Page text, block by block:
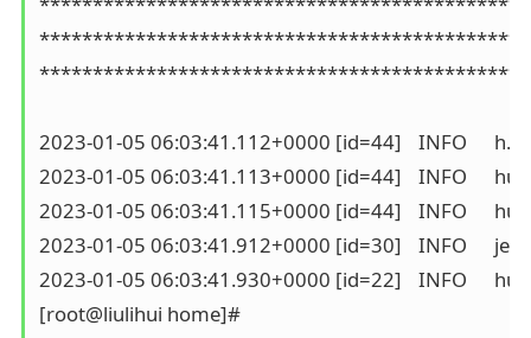
2023-01-05 06:03:41.112+0000 [id=44]	INFO	h.m.DownloadService$Downloadable#load: Obtained the updated data file for hudson.tasks.Maven.MavenInstaller
2023-01-05 06:03:41.113+0000 [id=44]	INFO	hudson.util.Retrier#start: Performed the action check updates server successfully at the attempt #1
2023-01-05 06:03:41.115+0000 [id=44]	INFO	hudson.model.AsyncPeriodicWork#lambda$doRun$1: Finished Download metadata. 84,965 ms
2023-01-05 06:03:41.912+0000 [id=30]	INFO	jenkins.InitReactorRunner$1#onAttained: Completed initialization
2023-01-05 06:03:41.930+0000 [id=22]	INFO	hudson.WebAppMain$3#run: Jenkins is fully up and running
[root@liulihui home]#